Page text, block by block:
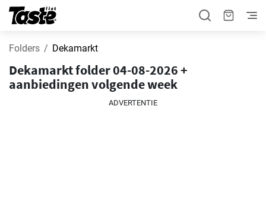
Folders Dekamarkt
Dekamarkt folder 04-08-2026 +
aanbiedingen volgende week
ADVERTENTIE